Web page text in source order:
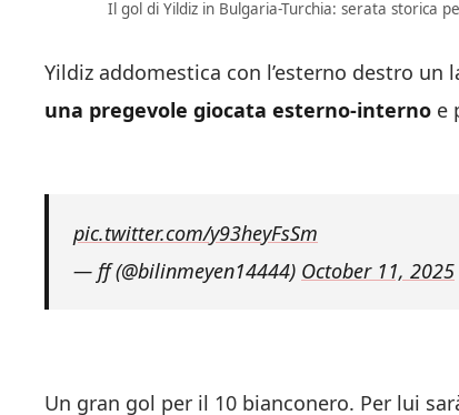
Il gol di Yildiz in Bulgaria-Turchia: serata storica
Yildiz addomestica con l’esterno destro
una pregevole giocata esterno-interno e
— ff (@bilinmeyen14444)October 11, 2025